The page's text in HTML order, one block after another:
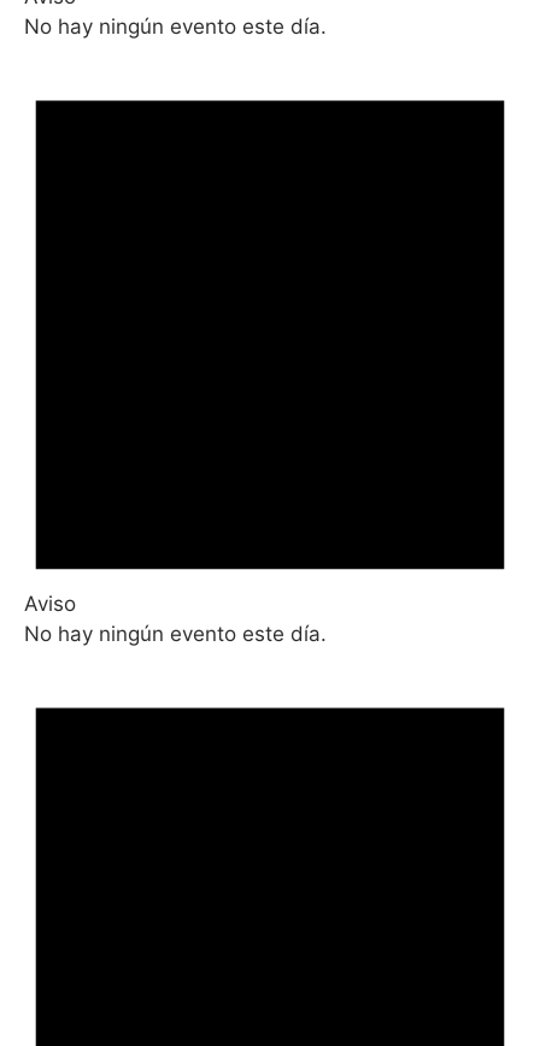
No hay ningún evento este día.
Aviso
No hay ningún evento este día.